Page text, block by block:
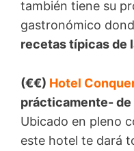
también tiene su
gastronómico
recetas típicas de
(€€) Hotel
prácticamente- de
Ubicado en pleno
este hotel te dará